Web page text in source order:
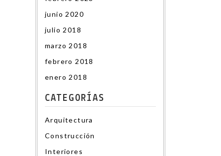
junio 2020
julio 2018
marzo 2018
febrero 2018
enero 2018
CATEGORÍAS
Arquitectura
Construcción
Interiores